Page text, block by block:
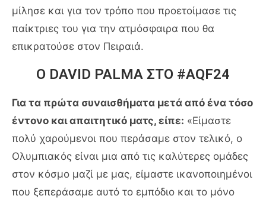
μίλησε και για τον τρόπο που προετοίμασε τις
παίκτριες του για την ατμόσφαιρα που θα
επικρατούσε στον Πειραιά.
Ο DAVID PALMA ΣΤΟ #ΑQF24
Για τα πρώτα συναισθήματα μετά από ένα τόσο
έντονο και απαιτητικό ματς, είπε: «Είμαστε
πολύ χαρούμενοι που περάσαμε στον τελικό, ο
Ολυμπιακός είναι μια από τις καλύτερες ομάδες
στον κόσμο μαζί με μας, είμαστε ικανοποιημένοι
που ξεπεράσαμε αυτό το εμπόδιο και το μόνο